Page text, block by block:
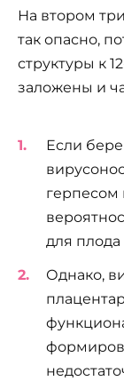
На втором
так опасно,
структуры к
заложены и
Если
герпесом
для
Однако,